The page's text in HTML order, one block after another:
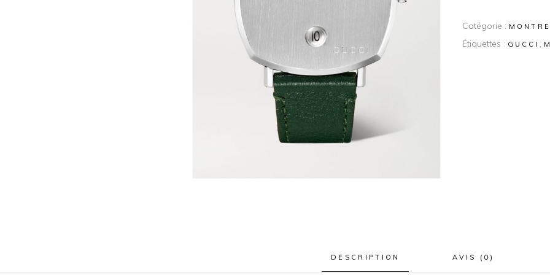
Catégorie :
Étiquettes : GUCCI ,
DESCRIPTION AVIS (0)